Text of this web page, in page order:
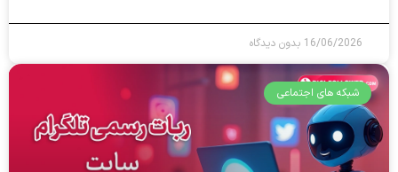
16/06/2026 بدون دیدگاه
شبکه های اجتماعی